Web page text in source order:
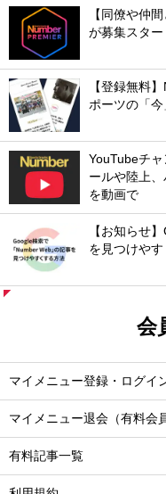
【同僚や仲
が募集スター
【登録無料
ポーツの「今
YouTubeチ
ールや陸上
を動画で
【お知らせ
を見つけや
会
マイメニュー登録・ログイ
マイメニュー退会（有料会
有料記事一覧